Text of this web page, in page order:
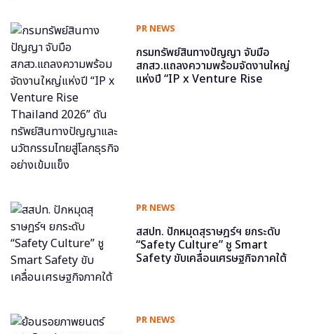
PR NEWS
กรมทรัพย์สินทางปัญญา จับมือ
สกสว.แถลงความพร้อมจัดงานใหญ่
แห่งปี “IP x Venture Rise
PR NEWS
สสปท. ปักหมุดสุราษฎร์ฯ ยกระดับ
“Safety Culture” ชู Smart
Safety ขับเคลื่อนเศรษฐกิจภาคใต้
PR NEWS